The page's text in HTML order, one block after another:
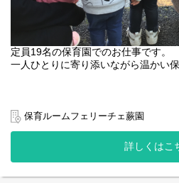
定員19名の保育園でのお仕事です。
一人ひとりに寄り添いながら温かい
※自社HPからの応募のみ（このペー
※条件あり
園名 ：保育ルームフェリーチェ
業態 ：小規模認可保育園
保育ルームフェリーチェ蕨園
詳しくはこ